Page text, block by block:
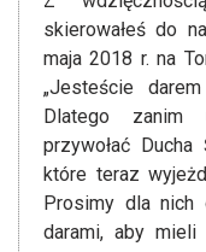
skierowałeś do
maja 2018 r. na
„Jesteście
Dlatego zanim
przywołać
które teraz
Prosimy dla nich
darami, aby